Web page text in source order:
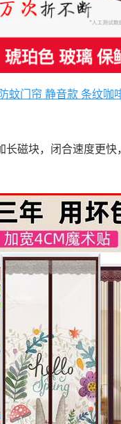
蚊门帘 静音款 条纹咖
长磁块，闭合速度更快